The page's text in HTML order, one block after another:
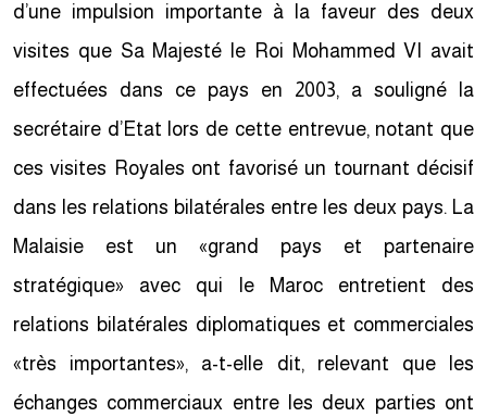
d’une impulsion importante à la faveur des deux
visites que Sa Majesté le Roi Mohammed VI avait
effectuées dans ce pays en 2003, a souligné la
secrétaire d’Etat lors de cette entrevue, notant que
ces visites Royales ont favorisé un tournant décisif
dans les relations bilatérales entre les deux pays. La
Malaisie est un «grand pays et partenaire
stratégique» avec qui le Maroc entretient des
relations bilatérales diplomatiques et commerciales
«très importantes», a-t-elle dit, relevant que les
échanges commerciaux entre les deux parties ont